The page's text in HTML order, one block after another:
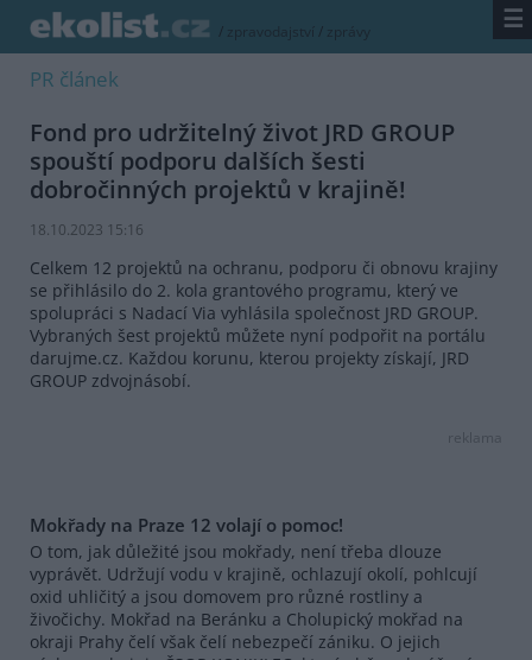
/ zpravodajství / zprávy ☰
PR článek
Fond pro udržitelný život JRD GROUP
spouští podporu dalších šesti
dobročinných projektů v krajině!
18.10.2023 15:16
Celkem 12 projektů na ochranu, podporu či obnovu krajiny
se přihlásilo do 2. kola grantového programu, který ve
spolupráci s Nadací Via vyhlásila společnost JRD GROUP.
Vybraných šest projektů můžete nyní podpořit na portálu
darujme.cz. Každou korunu, kterou projekty získají, JRD
GROUP zdvojnásobí.
reklama
Mokřady na Praze 12 volají o pomoc!
O tom, jak důležité jsou mokřady, není třeba dlouze
vyprávět. Udržují vodu v krajině, ochlazují okolí, pohlcují
oxid uhličitý a jsou domovem pro různé rostliny a
živočichy. Mokřad na Beránku a Cholupický mokřad na
okraji Prahy čelí však čelí nebezpečí zániku. O jejich